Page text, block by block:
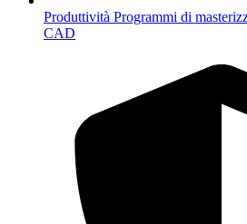
Produttività Programmi di
CAD